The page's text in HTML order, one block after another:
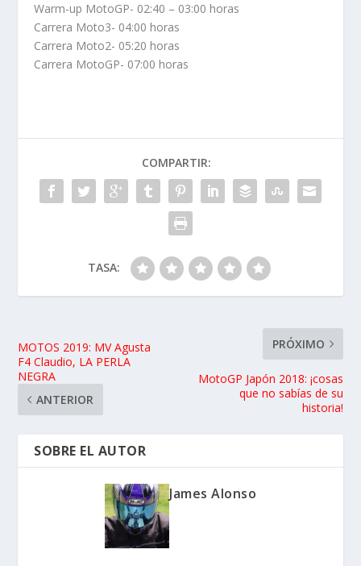
Warm-up MotoGP- 02:40 – 03:00 horas
Carrera Moto3- 04:00 horas
Carrera Moto2- 05:20 horas
Carrera MotoGP- 07:00 horas
COMPARTIR:
TASA:
MOTOS 2019: MV Agusta
F4 Claudio, LA PERLA
NEGRA
ANTERIOR
PRÓXIMO
MotoGP Japón 2018: ¡cosas
que no sabías de su
historia!
SOBRE EL AUTOR
James Alonso